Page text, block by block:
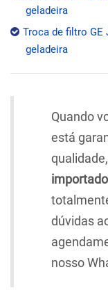
geladeira
Troca de filtro GE
geladeira
Quando
está
dúvidas
nosso